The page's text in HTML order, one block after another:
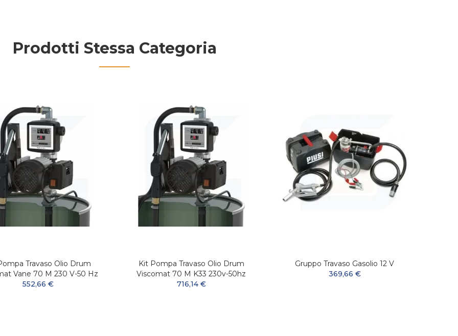
Prodotti Stessa Categoria
Travaso Olio Drum
Vane 70 M 230 V-50 Hz
552,66 €
Kit Pompa Travaso Olio Drum
Viscomat 70 M K33 230v-50hz
716,14 €
Gruppo Travaso Gasolio 12 V
369,66 €